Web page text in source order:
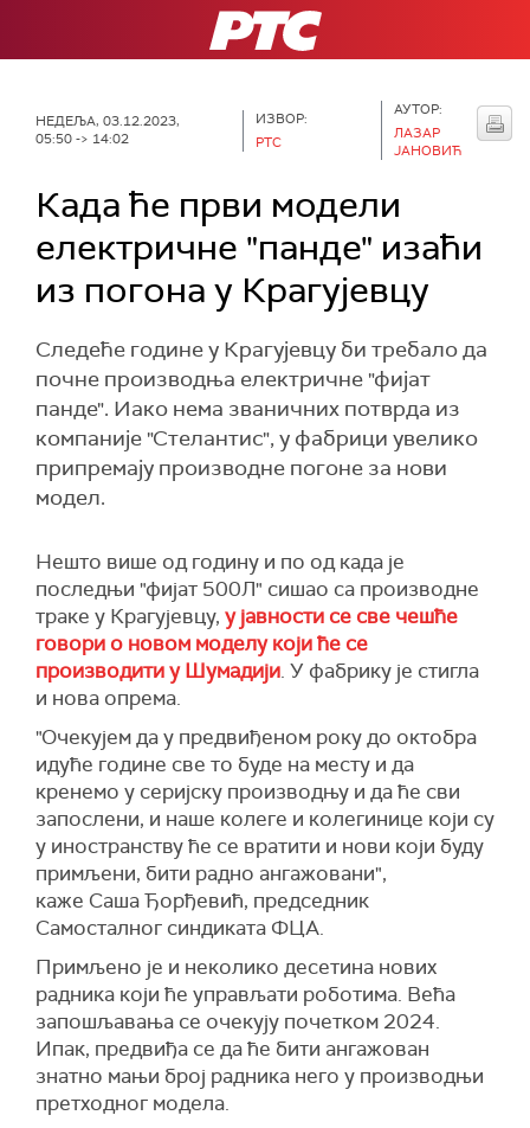
РТС
НЕДЕЉА, 03.12.2023,
05:50 -> 14:02
ИЗВОР:
РТС
АУТОР:
ЛАЗАР
ЈАНОВИЋ
Када ће први модели
електричне "панде" изаћи
из погона у Крагујевцу
Следеће године у Крагујевцу би требало да
почне производња електричне "фијат
панде". Иако нема званичних потврда из
компаније "Стелантис", у фабрици увелико
припремају производне погоне за нови
модел.
Нешто више од годину и по од када је
последњи "фијат 500Л" сишао са производне
траке у Крагујевцу, у јавности се све чешће
говори о новом моделу који ће се
производити у Шумадији. У фабрику је стигла
и нова опрема.
"Очекујем да у предвиђеном року до октобра
идуће године све то буде на месту и да
кренемо у серијску производњу и да ће сви
запослени, и наше колеге и колегинице који су
у иностранству ће се вратити и нови који буду
примљени, бити радно ангажовани",
каже Саша Ђорђевић, председник
Самосталног синдиката ФЦА.
Примљено је и неколико десетина нових
радника који ће управљати роботима. Већа
запошљавања се очекују почетком 2024.
Ипак, предвиђа се да ће бити ангажован
знатно мањи број радника него у производњи
претходног модела.